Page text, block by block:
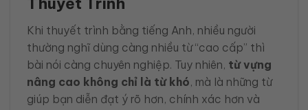
Khi thuyết trình bằng tiếng Anh, nhiều người
thường nghĩ dùng càng nhiều từ “cao cấp” thì
bài nói càng chuyên nghiệp. Tuy nhiên, từ vựng
nâng cao không chỉ là từ khó, mà là những từ
giúp bạn diễn đạt ý rõ hơn, chính xác hơn và